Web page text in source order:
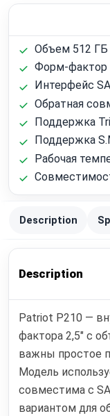
Объем 512 ГБ
Форм-фактор
Интерфейс
Обратная
Поддержка
Поддержка
Рабочая
Description
Description
Patriot P210 —
фактора 2,5" с
важны простое
Модель
совместима с
вариантом для